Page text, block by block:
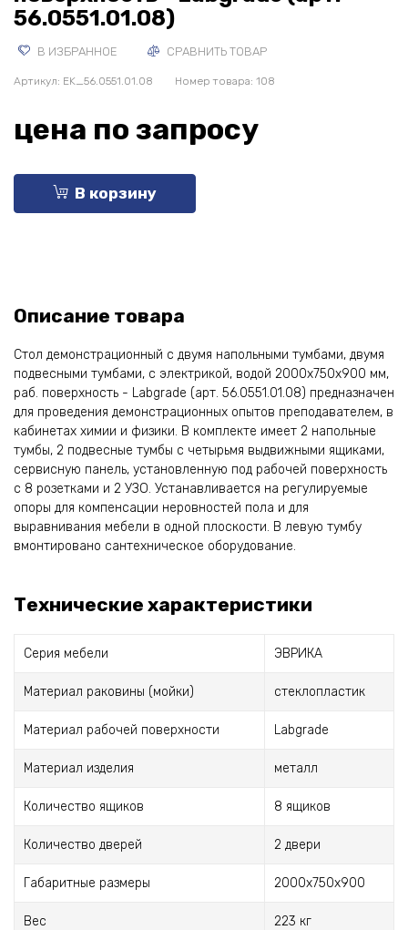
56.0551.01.08)
В ИЗБРАННОЕ СРАВНИТЬ ТОВАР
Артикул: EK_56.0551.01.08 Номер товара: 108
цена по запросу
В корзину
Описание товара
Стол демонстрационный с двумя напольными тумбами, двумя
подвесными тумбами, с электрикой, водой 2000х750х900 мм,
раб. поверхность - Labgrade (арт. 56.0551.01.08) предназначен
для проведения демонстрационных опытов преподавателем, в
кабинетах химии и физики. В комплекте имеет 2 напольные
тумбы, 2 подвесные тумбы с четырьмя выдвижными ящиками,
сервисную панель, установленную под рабочей поверхность
с 8 розетками и 2 УЗО. Устанавливается на регулируемые
опоры для компенсации неровностей пола и для
выравнивания мебели в одной плоскости. В левую тумбу
вмонтировано сантехническое оборудование.
Технические характеристики
Серия мебели ЭВРИКА
Материал раковины (мойки) стеклопластик
Материал рабочей поверхности Labgrade
Материал изделия металл
Количество ящиков 8 ящиков
Количество дверей 2 двери
Габаритные размеры 2000х750х900
Вес 223 кг